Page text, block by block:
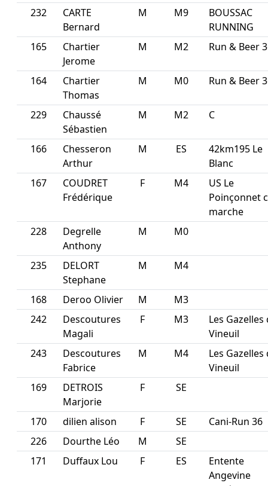
232
CARTE
Bernard
M M9
BOUSSAC
RUNNING
165
Chartier
Jerome
M M2 Run & Beer
164
Chartier
Thomas
M M0 Run & Beer
229
Chaussé
Sébastien
M M2 C
166
Chesseron
Arthur
M ES
42km195 Le
Blanc
167
COUDRET
Frédérique
F M4
US Le
Poinçonnet
marche
228
Degrelle
Anthony
M M0
235
DELORT
Stephane
M M4
168 Deroo Olivier M
M3
242
Descoutures
Magali
F M3
Les Gazelles
Vineuil
243
Descoutures
Fabrice
M M4
Les Gazelles
Vineuil
169
DETROIS
Marjorie
F SE
170 dilien alison F SE
Cani-Run 36
226
Dourthe Léo M
SE
171
Duffaux Lou F ES
Entente
Angevine